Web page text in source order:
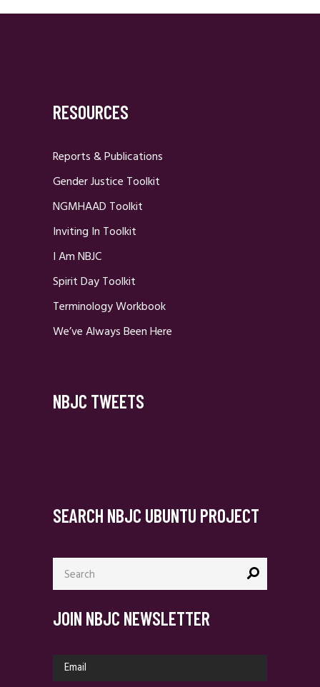
RESOURCES
Reports & Publications
Gender Justice Toolkit
NGMHAAD Toolkit
Inviting In Toolkit
I Am NBJC
Spirit Day Toolkit
Terminology Workbook
We’ve Always Been Here
NBJC TWEETS
SEARCH NBJC UBUNTU PROJECT
Search
for:
JOIN NBJC NEWSLETTER